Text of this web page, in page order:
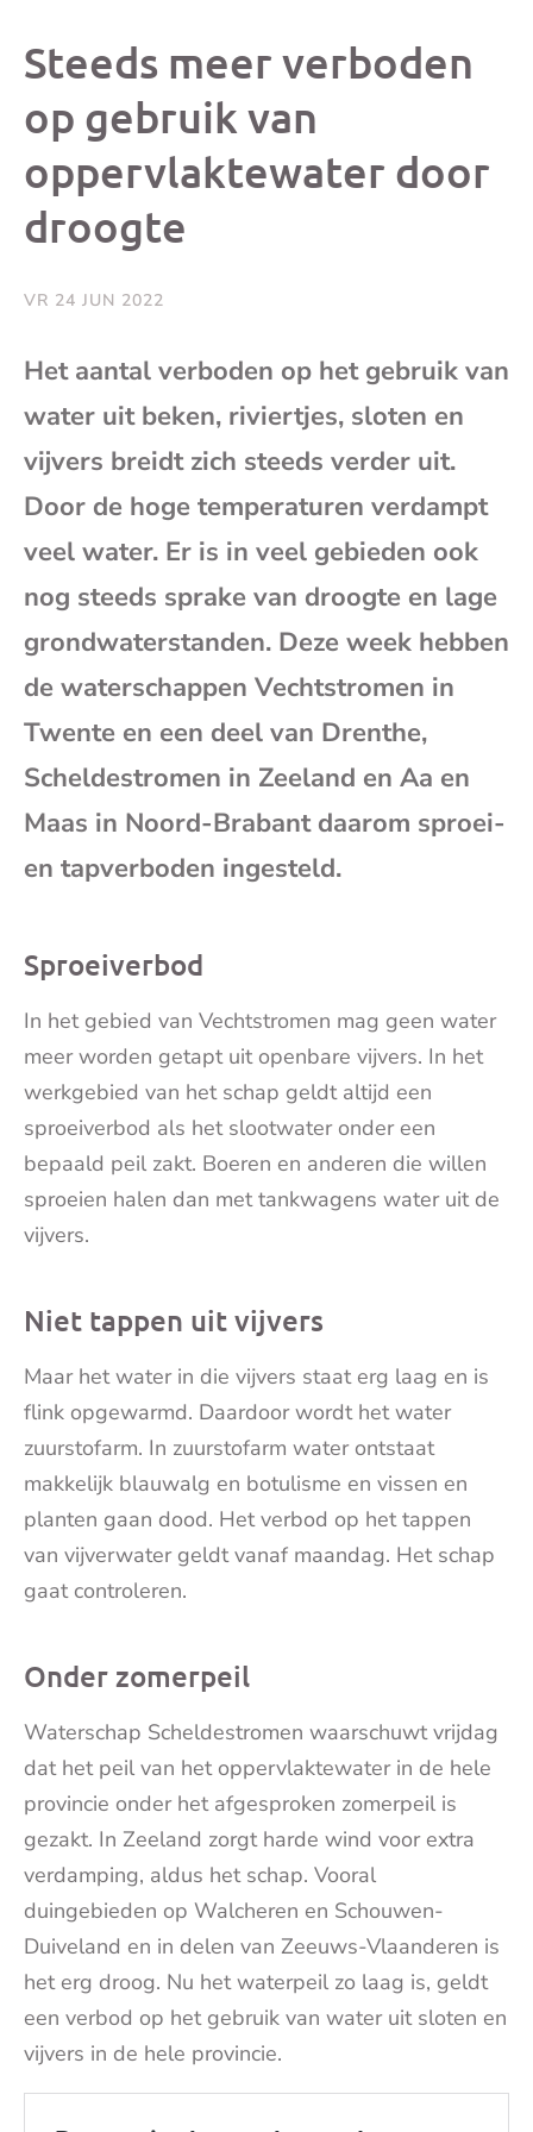
op op op
Steeds meer verboden
op gebruik van
oppervlaktewater door
droogte
VR 24 JUN 2022
Het aantal verboden op het gebruik van
water uit beken, riviertjes, sloten en
vijvers breidt zich steeds verder uit.
Door de hoge temperaturen verdampt
veel water. Er is in veel gebieden ook
nog steeds sprake van droogte en lage
grondwaterstanden. Deze week hebben
de waterschappen Vechtstromen in
Twente en een deel van Drenthe,
Scheldestromen in Zeeland en Aa en
Maas in Noord-Brabant daarom sproei-
en tapverboden ingesteld.
Sproeiverbod
In het gebied van Vechtstromen mag geen water
meer worden getapt uit openbare vijvers. In het
werkgebied van het schap geldt altijd een
sproeiverbod als het slootwater onder een
bepaald peil zakt. Boeren en anderen die willen
sproeien halen dan met tankwagens water uit de
vijvers.
Niet tappen uit vijvers
Maar het water in die vijvers staat erg laag en is
flink opgewarmd. Daardoor wordt het water
zuurstofarm. In zuurstofarm water ontstaat
makkelijk blauwalg en botulisme en vissen en
planten gaan dood. Het verbod op het tappen
van vijverwater geldt vanaf maandag. Het schap
gaat controleren.
Onder zomerpeil
Waterschap Scheldestromen waarschuwt vrijdag
dat het peil van het oppervlaktewater in de hele
provincie onder het afgesproken zomerpeil is
gezakt. In Zeeland zorgt harde wind voor extra
verdamping, aldus het schap. Vooral
duingebieden op Walcheren en Schouwen-
Duiveland en in delen van Zeeuws-Vlaanderen is
het erg droog. Nu het waterpeil zo laag is, geldt
een verbod op het gebruik van water uit sloten en
vijvers in de hele provincie.